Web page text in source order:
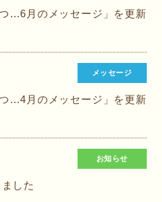
…6月のメッセージ」を更新
メッセージ
…4月のメッセージ」を更新
お知らせ
した